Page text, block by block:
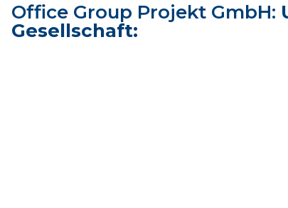
Office Group Projekt GmbH:
Gesellschaft: